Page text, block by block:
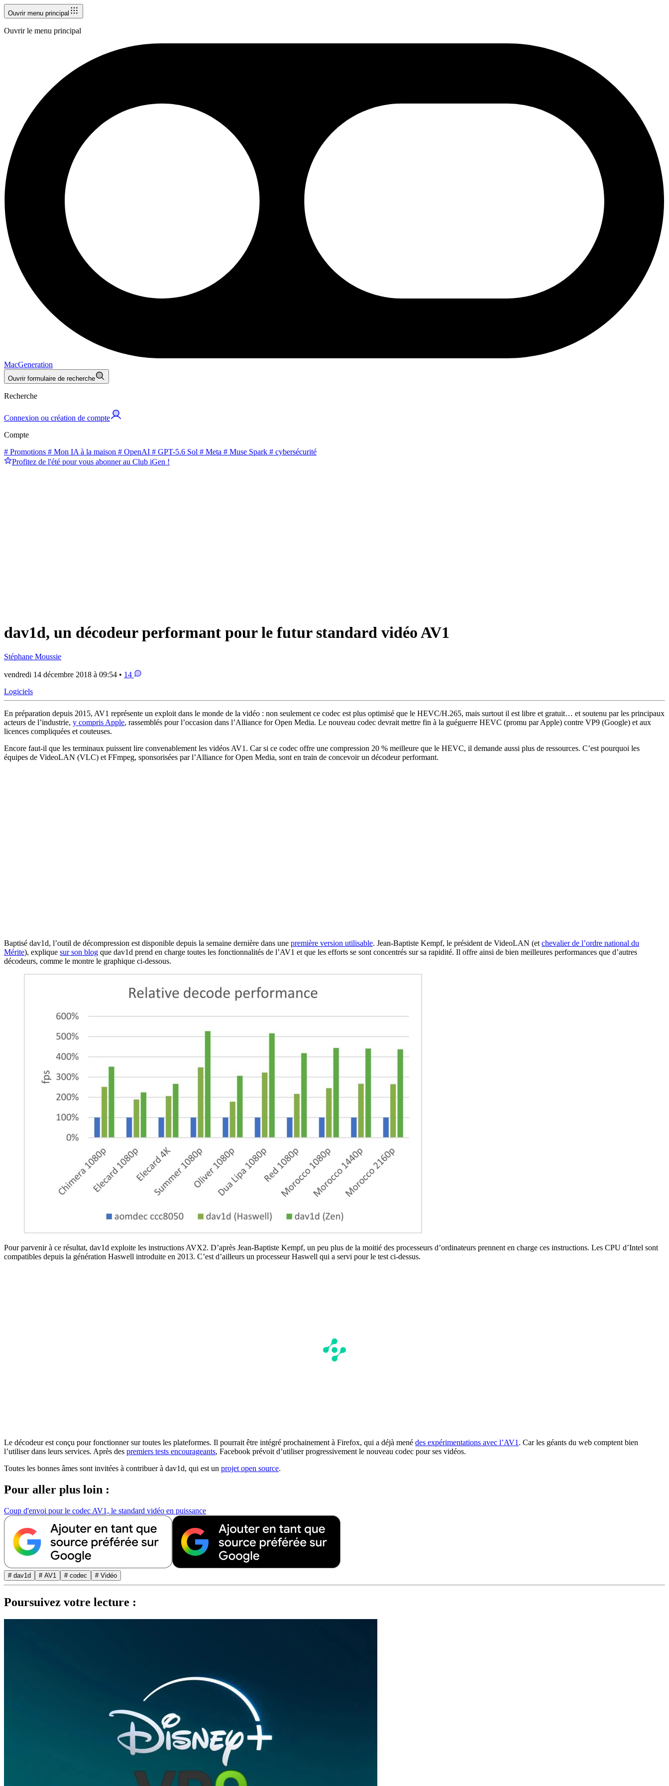
Ouvrir menu principal
Ouvrir le menu principal
MacGeneration
Ouvrir formulaire de recherche
Recherche
Connexion ou création de compte
Compte
# Promotions # Mon IA à la maison # OpenAI # GPT-5.6 Sol # Meta # Muse Spark # cybersécurité
Profitez de l'été pour vous abonner au Club iGen !
dav1d, un décodeur performant pour le futur standard vidéo AV1
Stéphane Moussie
vendredi 14 décembre 2018 à 09:54 • 14
Logiciels
En préparation depuis 2015, AV1 représente un exploit dans le monde de la vidéo : non seulement ce codec est plus optimisé que le HEVC/H.265, mais surtout il est libre et gratuit… et soutenu par les principaux
acteurs de l’industrie, y compris Apple, rassemblés pour l’occasion dans l’Alliance for Open Media. Le nouveau codec devrait mettre fin à la guéguerre HEVC (promu par Apple) contre VP9 (Google) et aux
licences compliquées et couteuses.
Encore faut-il que les terminaux puissent lire convenablement les vidéos AV1. Car si ce codec offre une compression 20 % meilleure que le HEVC, il demande aussi plus de ressources. C’est pourquoi les
équipes de VideoLAN (VLC) et FFmpeg, sponsorisées par l’Alliance for Open Media, sont en train de concevoir un décodeur performant.
Baptisé dav1d, l’outil de décompression est disponible depuis la semaine dernière dans une première version utilisable. Jean-Baptiste Kempf, le président de VideoLAN (et chevalier de l’ordre national du
Mérite), explique sur son blog que dav1d prend en charge toutes les fonctionnalités de l’AV1 et que les efforts se sont concentrés sur sa rapidité. Il offre ainsi de bien meilleures performances que d’autres
décodeurs, comme le montre le graphique ci-dessous.
Pour parvenir à ce résultat, dav1d exploite les instructions AVX2. D’après Jean-Baptiste Kempf, un peu plus de la moitié des processeurs d’ordinateurs prennent en charge ces instructions. Les CPU d’Intel sont
compatibles depuis la génération Haswell introduite en 2013. C’est d’ailleurs un processeur Haswell qui a servi pour le test ci-dessus.
Le décodeur est conçu pour fonctionner sur toutes les plateformes. Il pourrait être intégré prochainement à Firefox, qui a déjà mené des expérimentations avec l’AV1 . Car les géants du web comptent bien
l’utiliser dans leurs services. Après des premiers tests encourageants, Facebook prévoit d’utiliser progressivement le nouveau codec pour ses vidéos.
Toutes les bonnes âmes sont invitées à contribuer à dav1d, qui est un projet open source.
Pour aller plus loin :
Coup d'envoi pour le codec AV1, le standard vidéo en puissance
# dav1d # AV1 # codec # Vidéo
Poursuivez votre lecture :